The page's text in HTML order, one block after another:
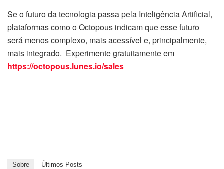
Se o futuro da tecnologia passa pela Inteligência Artificial,
plataformas como o Octopous indicam que esse futuro
será menos complexo, mais acessível e, principalmente,
mais integrado. Experimente gratuitamente em
https://octopous.lunes.io/sales
Sobre Últimos Posts